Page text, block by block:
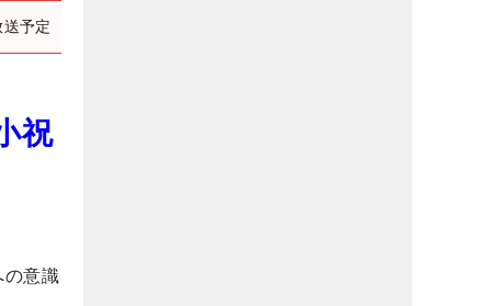
予定
祝
の意識